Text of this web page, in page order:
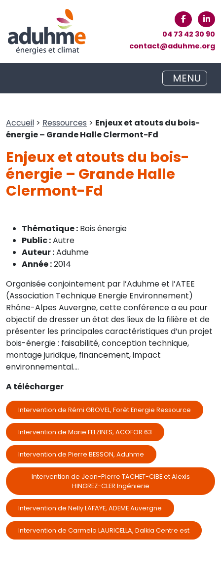
04 73 42 30 90
contact@aduhme.org
MENU
Accueil > Ressources > Enjeux et atouts du bois-
énergie – Grande Halle Clermont-Fd
Enjeux et atouts du bois-
énergie – Grande Halle
Clermont-Fd
Thématique : Bois énergie
Public :Autre
Auteur :Aduhme
Année :2014
Organisée conjointement par l’Aduhme et l’ATEE
(Association Technique Energie Environnement)
Rhône-Alpes Auvergne, cette conférence a eu pour
objectif de dresser un état des lieux de la filière et de
présenter les principales caractéristiques d’un projet
bois-énergie : faisabilité, conception technique,
montage juridique, financement, impact
environnemental….
A télécharger
Intervention de Rémi GROVEL, Forêt Energie Ressource
Intervention de Marie FELZINES, ACOFOR 63
Intervention de Pierre BESSON, Aduhme
Intervention de Jean-Pierre TACHET-CIBE et Alexis
HINGREZ-CLER Ingénierie
Intervention de Nelly LAFAYE, ADEME Auvergne
Intervention de Carmelo LAURICELLA, Dalkia Centre est